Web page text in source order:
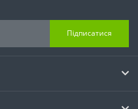
Підписатися